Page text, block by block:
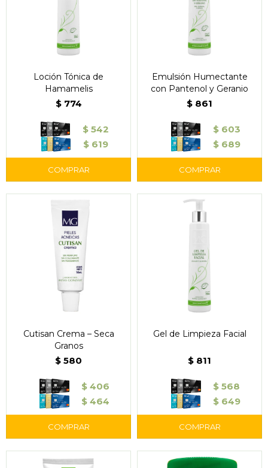
Loción Tónica de
Hamamelis
$ 774
$ 542
$ 619
Emulsión Humectante
con Pantenol y Geranio
$ 861
$ 603
$ 689
Cutisan Crema – Seca
Granos
$ 580
$ 406
$ 464
Gel de Limpieza Facial
$ 811
$ 568
$ 649